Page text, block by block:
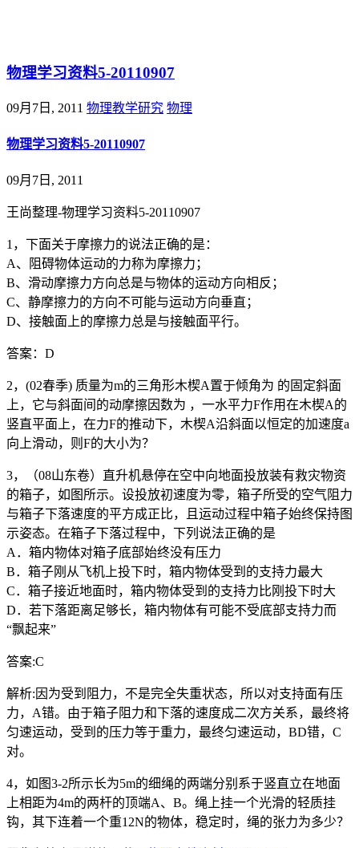
物理学习资料5-20110907
09月7日, 2011 物理教学研究 物理
物理学习资料5-20110907
09月7日, 2011
王尚整理-物理学习资料5-20110907
1，下面关于摩擦力的说法正确的是：
A、阻碍物体运动的力称为摩擦力；
B、滑动摩擦力方向总是与物体的运动方向相反；
C、静摩擦力的方向不可能与运动方向垂直；
D、接触面上的摩擦力总是与接触面平行。
答案：D
2，(02春季) 质量为m的三角形木楔A置于倾角为 的固定斜面
上，它与斜面间的动摩擦因数为 ，一水平力F作用在木楔A的
竖直平面上，在力F的推动下，木楔A沿斜面以恒定的加速度a
向上滑动，则F的大小为？
3，（08山东卷）直升机悬停在空中向地面投放装有救灾物资
的箱子，如图所示。设投放初速度为零，箱子所受的空气阻力
与箱子下落速度的平方成正比，且运动过程中箱子始终保持图
示姿态。在箱子下落过程中，下列说法正确的是
A．箱内物体对箱子底部始终没有压力
B．箱子刚从飞机上投下时，箱内物体受到的支持力最大
C．箱子接近地面时，箱内物体受到的支持力比刚投下时大
D．若下落距离足够长，箱内物体有可能不受底部支持力而
“飘起来”
答案:C
解析:因为受到阻力，不是完全失重状态，所以对支持面有压
力，A错。由于箱子阻力和下落的速度成二次方关系，最终将
匀速运动，受到的压力等于重力，最终匀速运动，BD错，C
对。
4，如图3-2所示长为5m的细绳的两端分别系于竖直立在地面
上相距为4m的两杆的顶端A、B。绳上挂一个光滑的轻质挂
钩，其下连着一个重12N的物体，稳定时，绳的张力为多少？